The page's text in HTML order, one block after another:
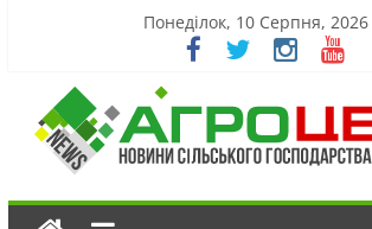
Понеділок, 10 Серпня, 2026